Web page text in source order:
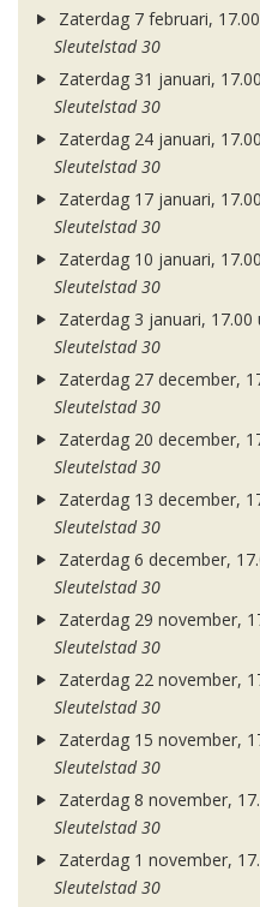
Zaterdag 7 februari,
Sleutelstad 30
Zaterdag 31 januari,
Sleutelstad 30
Zaterdag 24 januari,
Sleutelstad 30
Zaterdag 17 januari,
Sleutelstad 30
Zaterdag 10 januari,
Sleutelstad 30
Zaterdag 3 januari, 17.00
Sleutelstad 30
Zaterdag 27 december,
Sleutelstad 30
Zaterdag 20 december,
Sleutelstad 30
Zaterdag 13 december,
Sleutelstad 30
Zaterdag 6 december,
Sleutelstad 30
Zaterdag 29 november,
Sleutelstad 30
Zaterdag 22 november,
Sleutelstad 30
Zaterdag 15 november,
Sleutelstad 30
Zaterdag 8 november,
Sleutelstad 30
Zaterdag 1 november,
Sleutelstad 30